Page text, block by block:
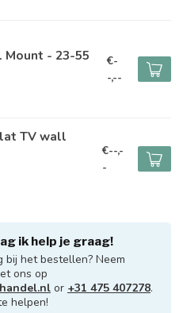
Mount - 23-55
€-
-,--
TV wall
€--,-
-
ik help je graag!
bij het bestellen? Neem
ons op
or +31 475 407278.
helpen!